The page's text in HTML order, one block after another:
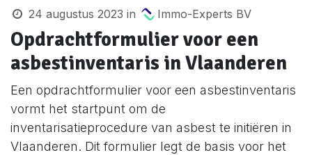
24 augustus 2023 in Immo-Experts BV
Opdrachtformulier voor een
asbestinventaris in Vlaanderen
Een opdrachtformulier voor een asbestinventaris
vormt het startpunt om de
inventarisatieprocedure van asbest te initiëren in
Vlaanderen. Dit formulier legt de basis voor het